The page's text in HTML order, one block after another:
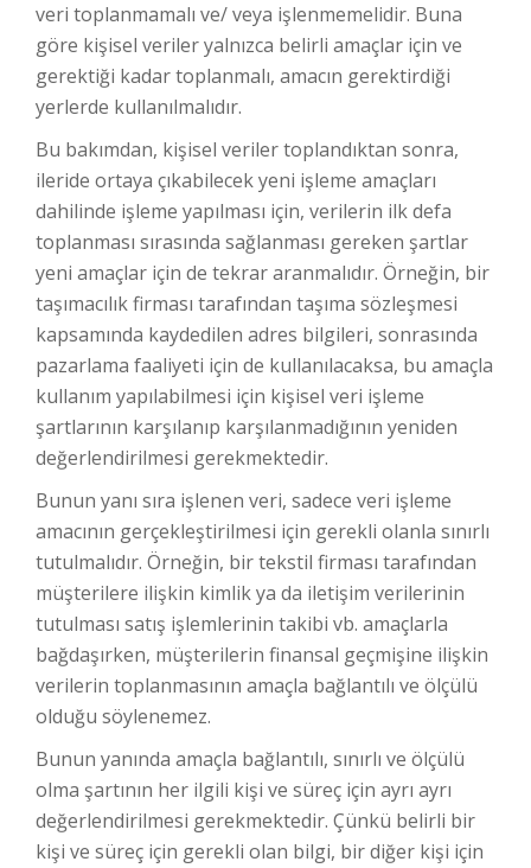
veri toplanmamalı ve/ veya işlenmemelidir. Buna
göre kişisel veriler yalnızca belirli amaçlar için ve
gerektiği kadar toplanmalı, amacın gerektirdiği
yerlerde kullanılmalıdır.
Bu bakımdan, kişisel veriler toplandıktan sonra,
ileride ortaya çıkabilecek yeni işleme amaçları
dahilinde işleme yapılması için, verilerin ilk defa
toplanması sırasında sağlanması gereken şartlar
yeni amaçlar için de tekrar aranmalıdır. Örneğin, bir
taşımacılık firması tarafından taşıma sözleşmesi
kapsamında kaydedilen adres bilgileri, sonrasında
pazarlama faaliyeti için de kullanılacaksa, bu amaçla
kullanım yapılabilmesi için kişisel veri işleme
şartlarının karşılanıp karşılanmadığının yeniden
değerlendirilmesi gerekmektedir.
Bunun yanı sıra işlenen veri, sadece veri işleme
amacının gerçekleştirilmesi için gerekli olanla sınırlı
tutulmalıdır. Örneğin, bir tekstil firması tarafından
müşterilere ilişkin kimlik ya da iletişim verilerinin
tutulması satış işlemlerinin takibi vb. amaçlarla
bağdaşırken, müşterilerin finansal geçmişine ilişkin
verilerin toplanmasının amaçla bağlantılı ve ölçülü
olduğu söylenemez.
Bunun yanında amaçla bağlantılı, sınırlı ve ölçülü
olma şartının her ilgili kişi ve süreç için ayrı ayrı
değerlendirilmesi gerekmektedir. Çünkü belirli bir
kişi ve süreç için gerekli olan bilgi, bir diğer kişi için